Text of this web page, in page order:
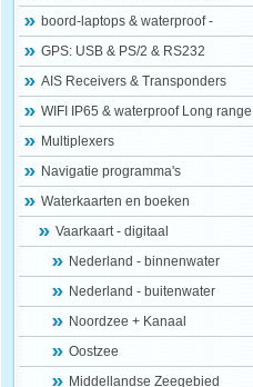
boord-laptops & waterproof -
GPS: USB & PS/2 & RS232
AIS Receivers & Transponders
WIFI IP65 & waterproof Long range
Multiplexers
Navigatie programma's
Waterkaarten en boeken
Vaarkaart - digitaal
Nederland - binnenwater
Nederland - buitenwater
Noordzee + Kanaal
Oostzee
Middellandse Zeegebied